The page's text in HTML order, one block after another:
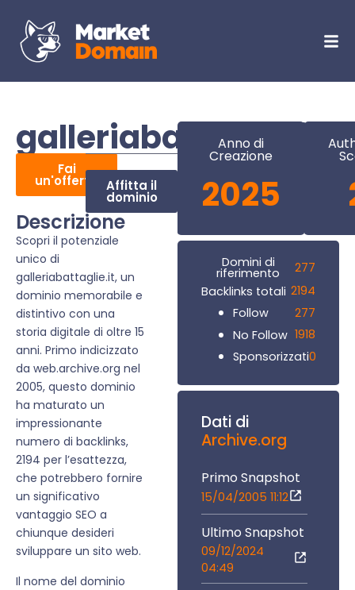
galleriabattaglie.it
Fai
un'offerta Affitta il
dominio
Descrizione
Scopri il potenziale
unico di
galleriabattaglie.it, un
dominio memorabile e
distintivo con una
storia digitale di oltre 15
anni. Primo indicizzato
da web.archive.org nel
2005, questo dominio
ha maturato un
impressionante
numero di backlinks,
2194 per l’esattezza,
che potrebbero fornire
un significativo
vantaggio SEO a
chiunque desideri
sviluppare un sito web.
Il nome del dominio
Anno di
Creazione
2025
Domini di
riferimento
277
Backlinks totali 2194
Follow
277
No Follow 1918
Sponsorizzati0
Dati di
Archive.org
Primo Snapshot
15/04/2005 11:12
Ultimo Snapshot
09/12/2024
04:49